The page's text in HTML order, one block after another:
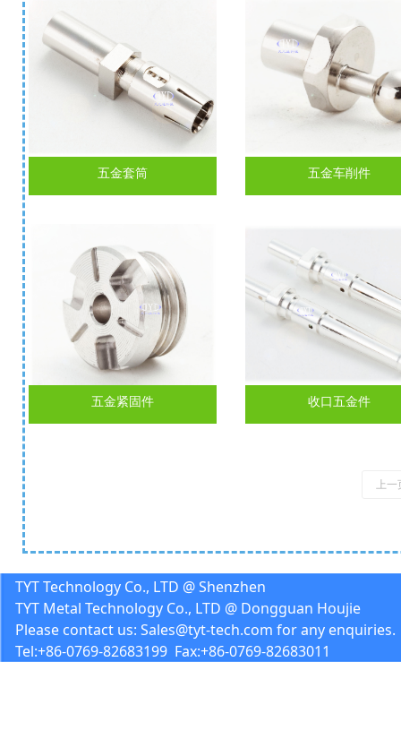
五金套筒 五金车削件
五金紧固件 收口五金件
上一
TYT Technology Co., LTD @ Shenzhen
TYT Metal Technology Co., LTD @ Dongguan Houjie
Please contact us: Sales@tyt-tech.com for any enquiries.
Tel:+86-0769-82683199 Fax:+86-0769-82683011